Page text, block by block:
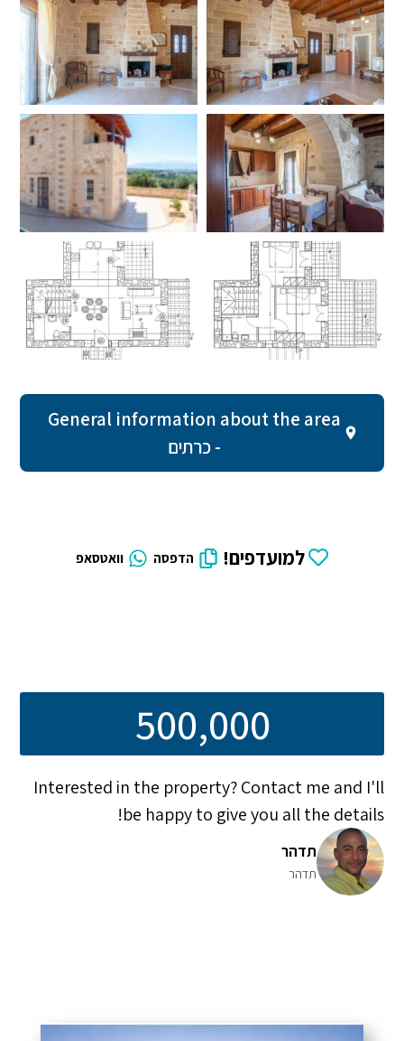
General information about the area
- כרתים
למועדפים! הדפסה וואטסאפ
500,000
Interested in the property? Contact me and I'll
be happy to give you all the details!
תדהר
תדהר